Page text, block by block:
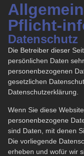
Pflicht-
Datenschutz
Die Betreiber dieser
persönlichen Daten
personenbezogenen
gesetzlichen
Datenschutzerklärung.
Wenn Sie diese
personenbezogene
sind Daten, mit denen
Die vorliegende
erheben und wofür wir